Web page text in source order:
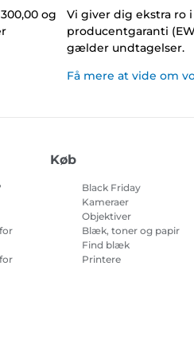
og
Vi giver dig ekstra ro
producentgaranti
gælder undtagelser.
Få mere at vide om
Køb
Black Friday
Kameraer
Objektiver
Blæk, toner og papir
Find blæk
Printere